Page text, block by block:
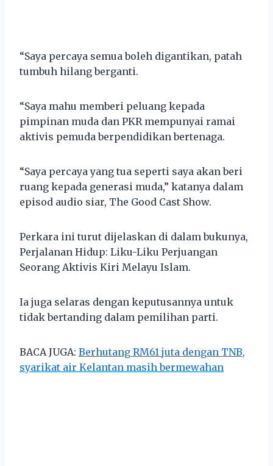
“Saya percaya semua boleh digantikan, patah
tumbuh hilang berganti.
“Saya mahu memberi peluang kepada
pimpinan muda dan PKR mempunyai ramai
aktivis pemuda berpendidikan bertenaga.
“Saya percaya yang tua seperti saya akan beri
ruang kepada generasi muda,” katanya dalam
episod audio siar, The Good Cast Show.
Perkara ini turut dijelaskan di dalam bukunya,
Perjalanan Hidup: Liku-Liku Perjuangan
Seorang Aktivis Kiri Melayu Islam.
Ia juga selaras dengan keputusannya untuk
tidak bertanding dalam pemilihan parti.
BACA JUGA: Berhutang RM61 juta dengan TNB,
syarikat air Kelantan masih bermewahan